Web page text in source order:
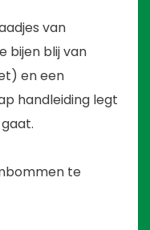
van
bijen blij van
en een
handleiding legt
te